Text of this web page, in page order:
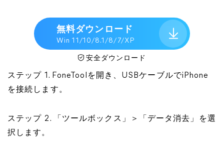
無料ダウンロード
Win 11/10/8.1/8/7/XP
安全ダウンロード
ステップ 1. FoneToolを開き、USBケーブルでiPhone
を接続します。
ステップ 2. 「ツールボックス」＞「データ消去」を選
択します。